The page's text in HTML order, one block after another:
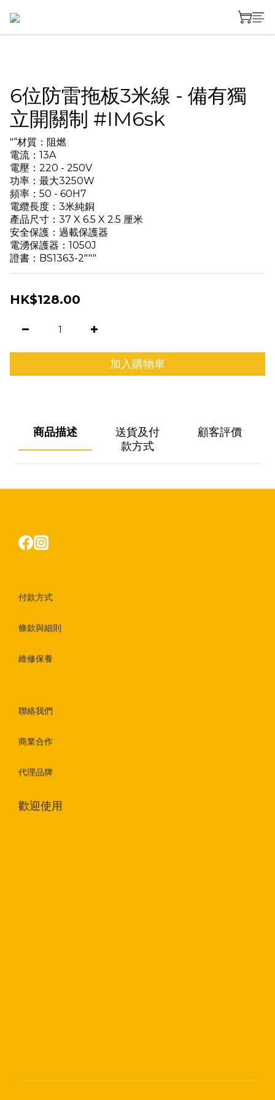
6位防雷拖板3米線 - 備有獨
立開關制 #IM6sk
"“材質：阻燃
電流：13A
電壓：220 - 250V
功率：最大3250W
頻率：50 - 60H7
電纜長度：3米純銅
產品尺寸：37 X 6.5 X 2.5 厘米
安全保護：過載保護器
電湧保護器：1050J
證書：BS1363-2"""
HK$128.00
加入購物車
商品描述
送貨及付
款方式
顧客評價
付款方式
條款與細則
維修保養
聯絡我們
商業合作
代理品牌
歡迎使用